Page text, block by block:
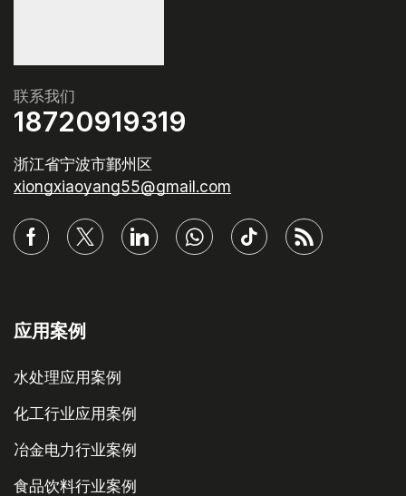
联系我们
18720919319
浙江省宁波市鄞州区
xiongxiaoyang55@gmail.com
应用案例
水处理应用案例
化工行业应用案例
冶金电力行业案例
食品饮料行业案例